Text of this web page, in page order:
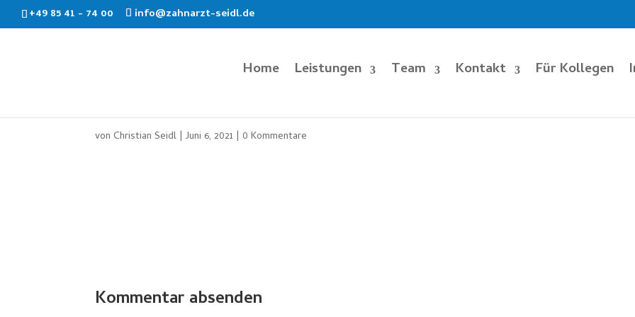
+49 85 41 - 74 00 info@zahnarzt-seidl.de
Home Leistungen Team Kontakt Für Kollegen
von Christian Seidl |Juni 6, 2021 | 0 Kommentare
Kommentar absenden